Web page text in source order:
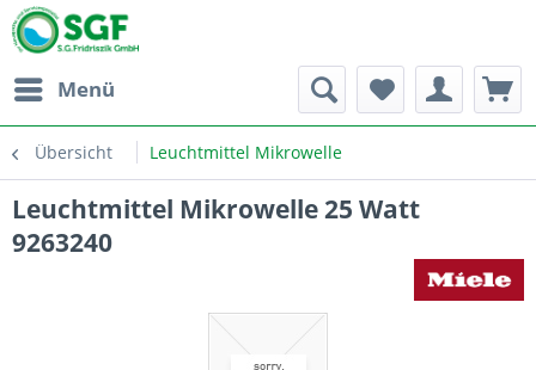
Menü
Übersicht Leuchtmittel Mikrowelle
Leuchtmittel Mikrowelle 25 Watt
9263240